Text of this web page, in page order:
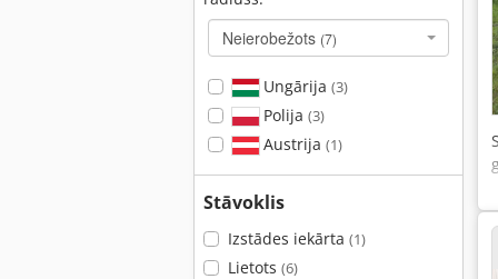
Neierobežots (7)
Ungārija (3)
Polija (3)
Austrija (1)
Stāvoklis
Izstādes iekārta (1)
Lietots (6)